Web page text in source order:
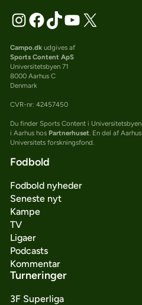
Campo.dkudgives af
Sports Content ApS
Universitetsbyen 71
8000 Aarhus C
Denmark
CVR-nr: 42457450
Du finder Sports Content i Universitetsbyen
i Aarhus hos Partnerhuset. En del af Aarhus
Universitets forskningsfond.
Fodbold
Fodbold nyheder
Seneste nyt
Kampe
TV
Ligaer
Podcasts
Kommentar
Turneringer
3F Superliga